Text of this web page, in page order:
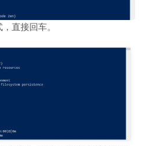
直接回车。